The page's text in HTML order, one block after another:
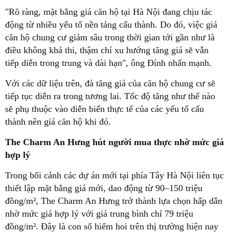
"Rõ ràng, mặt bằng giá căn hộ tại Hà Nội đang chịu tác
động từ nhiều yếu tố nền tảng cấu thành. Do đó, việc giá
căn hộ chung cư giảm sâu trong thời gian tới gần như là
điều không khả thi, thậm chí xu hướng tăng giá sẽ vẫn
tiếp diễn trong trung và dài hạn", ông Đính nhấn mạnh.
Với các dữ liệu trên, đà tăng giá của căn hộ chung cư sẽ
tiếp tục diễn ra trong tương lai. Tốc độ tăng như thế nào
sẽ phụ thuộc vào diễn biến thực tế của các yếu tố cấu
thành nên giá căn hộ khi đó.
The Charm An Hưng hút người mua thực nhờ mức giá
hợp lý
Trong bối cảnh các dự án mới tại phía Tây Hà Nội liên tục
thiết lập mặt bằng giá mới, dao động từ 90–150 triệu
đồng/m², The Charm An Hưng trở thành lựa chọn hấp dẫn
nhờ mức giá hợp lý với giá trung bình chỉ 79 triệu
đồng/m². Đây là con số hiếm hoi trên thị trường hiện nay